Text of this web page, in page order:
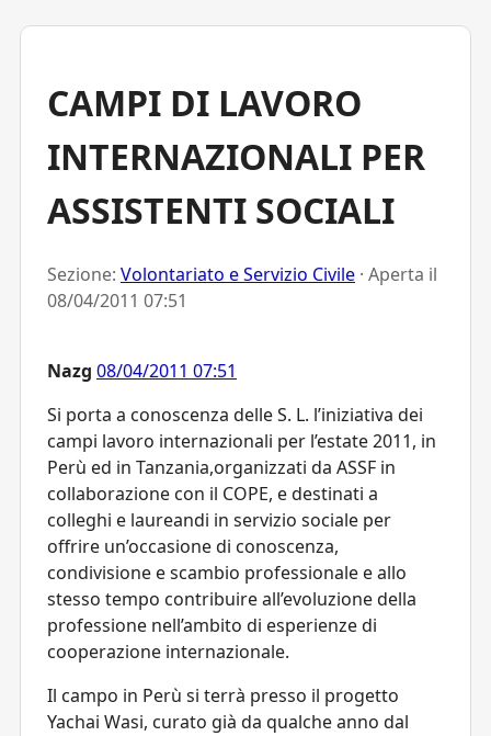
CAMPI DI LAVORO
INTERNAZIONALI PER
ASSISTENTI SOCIALI
Sezione: Volontariato e Servizio Civile · Aperta il
08/04/2011 07:51
Nazg 08/04/2011 07:51
Si porta a conoscenza delle S. L. l’iniziativa dei
campi lavoro internazionali per l’estate 2011, in
Perù ed in Tanzania,organizzati da ASSF in
collaborazione con il COPE, e destinati a
colleghi e laureandi in servizio sociale per
offrire un’occasione di conoscenza,
condivisione e scambio professionale e allo
stesso tempo contribuire all’evoluzione della
professione nell’ambito di esperienze di
cooperazione internazionale.
Il campo in Perù si terrà presso il progetto
Yachai Wasi, curato già da qualche anno dal